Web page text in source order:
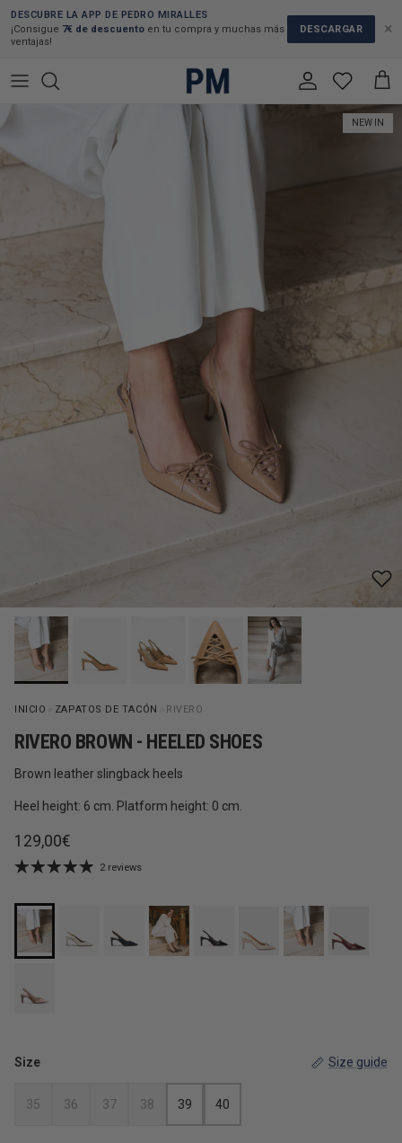
Skip to content
×
DESCUBRE LA APP DE PEDRO MIRALLES
¡Consigue 7€ de descuento en tu compra y muchas más
ventajas!
DESCARGAR
Account Cart
NEW IN
INICIO ZAPATOS DE TACÓN RIVERO
RIVERO BROWN - HEELED SHOES
Brown leather slingback heels
Heel height: 6 cm. Platform height: 0 cm.
Regular price
129,00€
2 reviews
Size Size guide
35 36 37 38 39 40